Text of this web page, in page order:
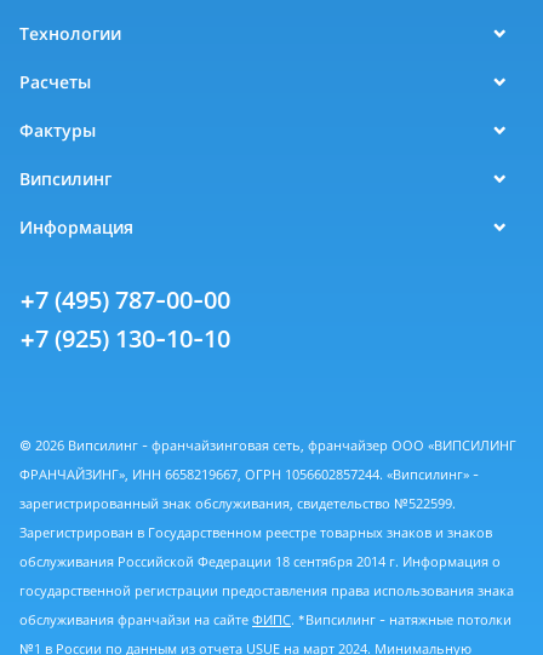
Технологии
Расчеты
Фактуры
Випсилинг
Информация
+7 (495) 787-00-00
+7 (925) 130-10-10
© 2026 Випсилинг - франчайзинговая сеть, франчайзер ООО «ВИПСИЛИНГ
ФРАНЧАЙЗИНГ», ИНН 6658219667, ОГРН 1056602857244. «Випсилинг» -
зарегистрированный знак обслуживания, свидетельство №522599.
Зарегистрирован в Государственном реестре товарных знаков и знаков
обслуживания Российской Федерации 18 сентября 2014 г. Информация о
государственной регистрации предоставления права использования знака
обслуживания франчайзи на сайте ФИПС. *Випсилинг - натяжные потолки
№1 в России по данным из отчета USUE на март 2024. Минимальную